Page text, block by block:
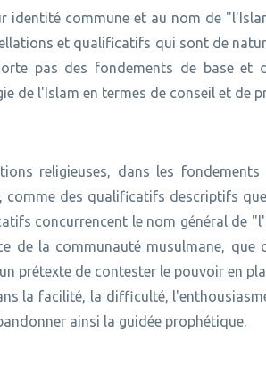
identité commune et au nom de
et qualificatifs qui sont de
pas des fondements de base et
de l'Islam en termes de conseil et de
religieuses, dans les
comme des qualificatifs descriptifs
concurrencent le nom général de
de la communauté musulmane,
prétexte de contester le pouvoir en
la facilité, la difficulté,
ainsi la guidée prophétique.